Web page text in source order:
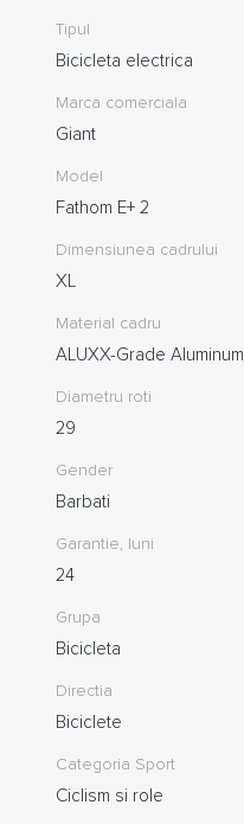
Tipul
Bicicleta electrica
Marca comerciala
Giant
Model
Fathom E+ 2
Dimensiunea cadrului
XL
Material cadru
ALUXX-Grade Aluminum
Diametru roti
29
Gender
Barbati
Garantie, luni
24
Grupa
Bicicleta
Directia
Biciclete
Categoria Sport
Ciclism si role